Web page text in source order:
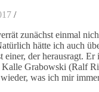
/
zunächst einmal
hätte ich auch
der herausragt. Er
Grabowski (Ralf
wieder, was ich mir